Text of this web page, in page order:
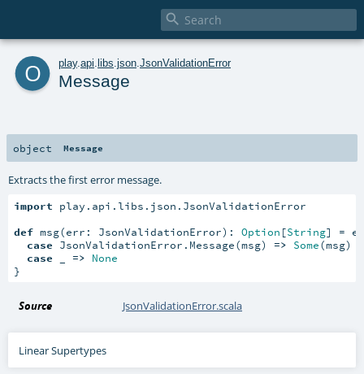

o play. api libs json JsonValidationError
Message
object Message
Extracts the first error message.
import play.api.libs.json.JsonValidationError
def msg(err: JsonValidationError): Option [String] =
case JsonValidationError.Message(msg) => Some(msg)
case
=>
None
}
Source JsonValidationError.scala
Linear Supertypes